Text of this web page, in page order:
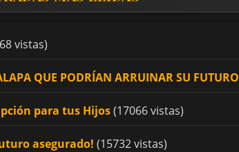
vistas)
QUE PODRÍAN ARRUINAR SU FUTURO
para tus Hijos(17066 vistas)
asegurado! (15732 vistas)